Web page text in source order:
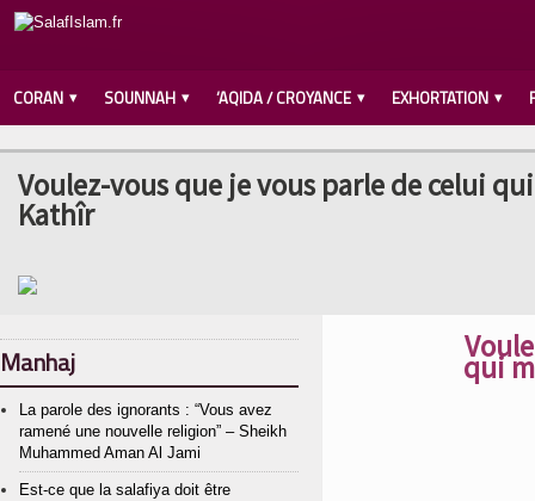
CORAN SOUNNAH ‘AQIDA / CROYANCE EXHORTATION
Voulez-vous que je vous parle de celui
Kathîr
qui
Manhaj
La parole des ignorants : “Vous avez
ramené une nouvelle religion” – Sheikh
Muhammed Aman Al Jami
Est-ce que la salafiya doit être